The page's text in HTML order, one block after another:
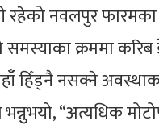
रहेको नवलपुर
क्रममा
हिँड्नै नसक्ने
“अत्यधिक